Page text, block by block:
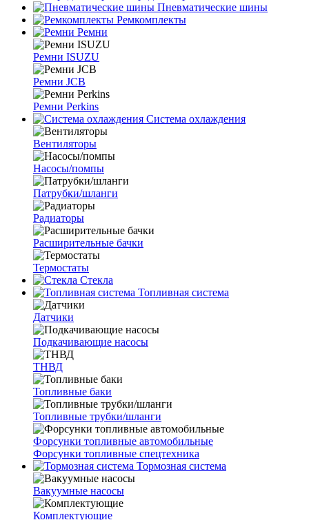
Пневматические шины
Ремкомплекты
Ремни
Ремни ISUZU
Ремни JCB
Ремни Perkins
Система охлаждения
Вентиляторы
Насосы/помпы
Патрубки/шланги
Радиаторы
Расширительные бачки
Термостаты
Стекла
Топливная система
Датчики
Подкачивающие насосы
ТНВД
Топливные баки
Топливные трубки/шланги
Форсунки топливные автомобильные
Форсунки топливные спецтехника
Тормозная система
Вакуумные насосы
Комплектующие